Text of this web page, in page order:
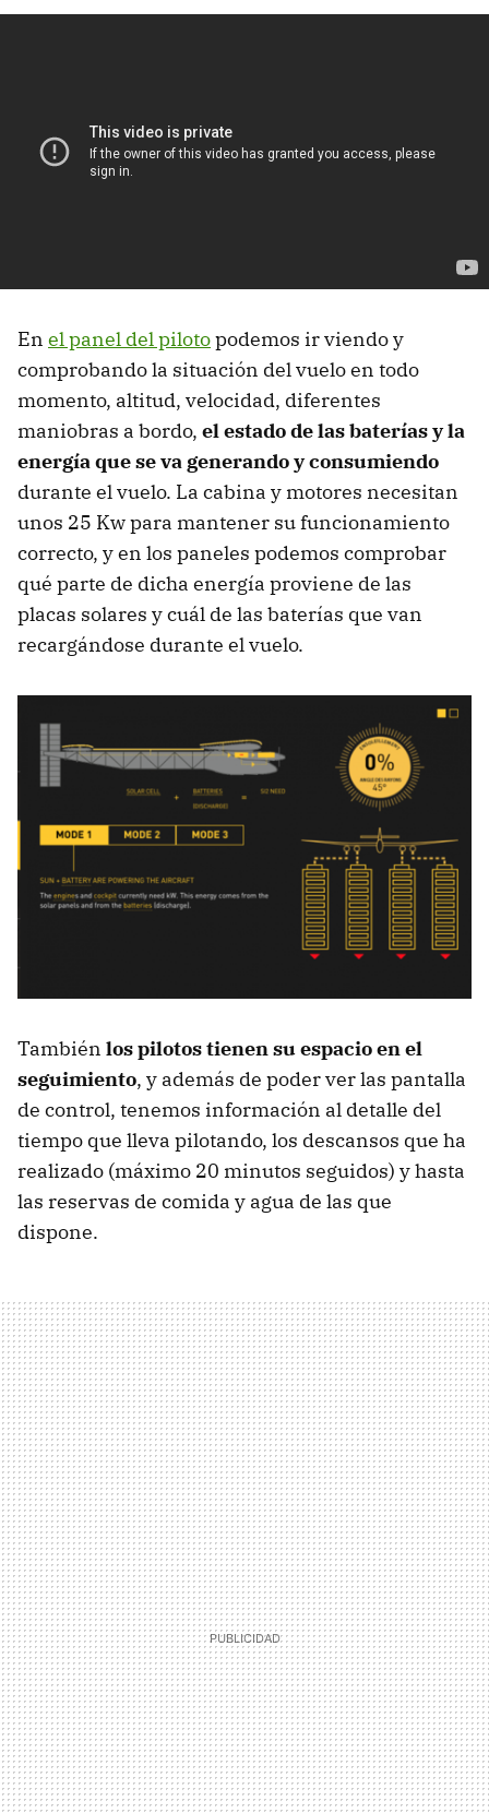
En el panel del pilotopodemos ir viendo y
comprobando la situación del vuelo en todo
momento, altitud, velocidad, diferentes
maniobras a bordo, el estado de las baterías y la
energía que se va generando y consumiendo
durante el vuelo. La cabina y motores necesitan
unos 25 Kw para mantener su funcionamiento
correcto, y en los paneles podemos comprobar
qué parte de dicha energía proviene de las
placas solares y cuál de las baterías que van
recargándose durante el vuelo.
También los pilotos tienen su espacio en el
seguimiento, y además de poder ver las pantalla
de control, tenemos información al detalle del
tiempo que lleva pilotando, los descansos que ha
realizado (máximo 20 minutos seguidos) y hasta
las reservas de comida y agua de las que
dispone.